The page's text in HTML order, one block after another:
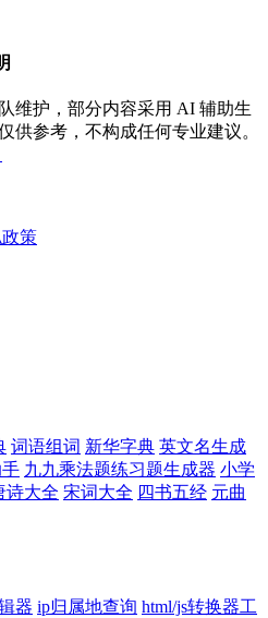
维护，部分内容采用 AI 辅助生
供参考，不构成任何专业建议。
策
词语组词 新华字典 英文名生成
九九乘法题练习题生成器 小学
诗大全 宋词大全 四书五经 元曲
器 ip归属地查询 html/js转换器工